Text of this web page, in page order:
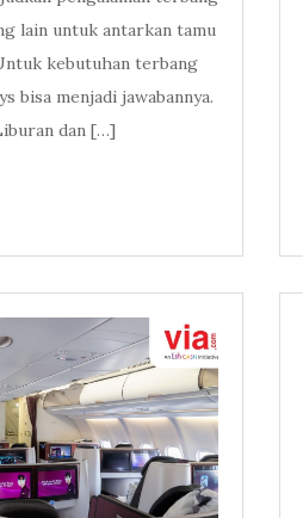
lain untuk antarkan tamu
kebutuhan terbang
bisa menjadi jawabannya.
dan […]